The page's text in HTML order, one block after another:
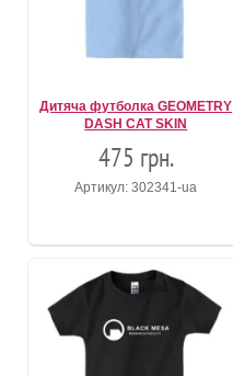
Дитяча футболка GEOMETRY
DASH CAT SKIN
475 грн.
Артикул: 302341-ua